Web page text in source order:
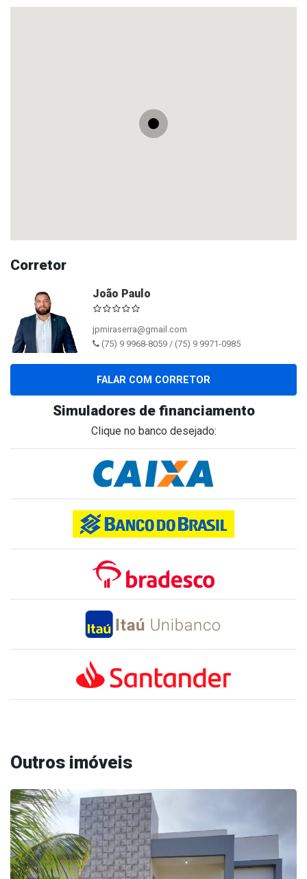
Corretor
João Paulo
jpmiraserra@gmail.com
(75) 9 9968-8059 / (75) 9 9971-0985
FALAR COM CORRETOR
Simuladores de financiamento
Clique no banco desejado:
Outros imóveis